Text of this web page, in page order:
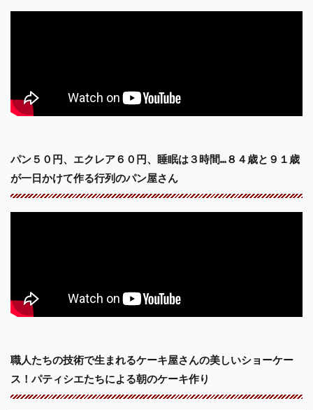
パン５０円、エクレア６０円、睡眠は３時間…８４歳と９１歳
が一日かけて作る行列のパン屋さん
職人たちの技術で生まれるケーキ屋さんの美しいショーケー
ス！パティシエたちによる朝のケーキ作り